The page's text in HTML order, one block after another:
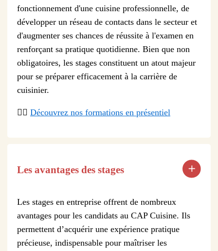
fonctionnement d'une cuisine professionnelle, de
développer un réseau de contacts dans le secteur et
d'augmenter ses chances de réussite à l'examen en
renforçant sa pratique quotidienne. Bien que non
obligatoires, les stages constituent un atout majeur
pour se préparer efficacement à la carrière de
cuisinier.
👉🏻 Découvrez nos formations en présentiel
Les avantages des stages
Les stages en entreprise offrent de nombreux
avantages pour les candidats au CAP Cuisine. Ils
permettent d’acquérir une expérience pratique
précieuse, indispensable pour maîtriser les